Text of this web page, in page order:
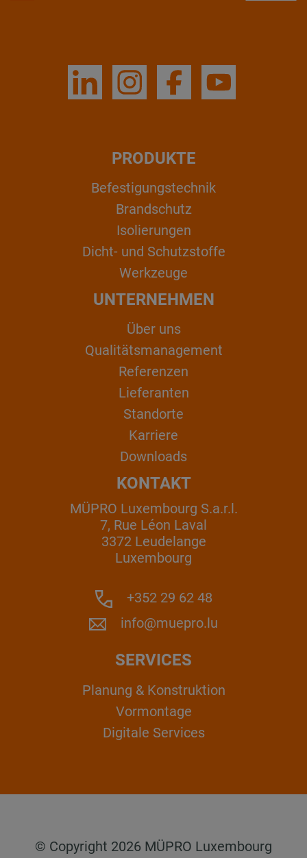
PRODUKTE
Befestigungstechnik
Brandschutz
Isolierungen
Dicht- und Schutzstoffe
Werkzeuge
UNTERNEHMEN
Über uns
Qualitätsmanagement
Referenzen
Lieferanten
Standorte
Karriere
Downloads
KONTAKT
MÜPRO Luxembourg S.a.r.l.
7, Rue Léon Laval
3372 Leudelange
Luxembourg
+352 29 62 48
info@muepro.lu
SERVICES
Planung & Konstruktion
Vormontage
Digitale Services
© Copyright 2026 MÜPRO Luxembourg